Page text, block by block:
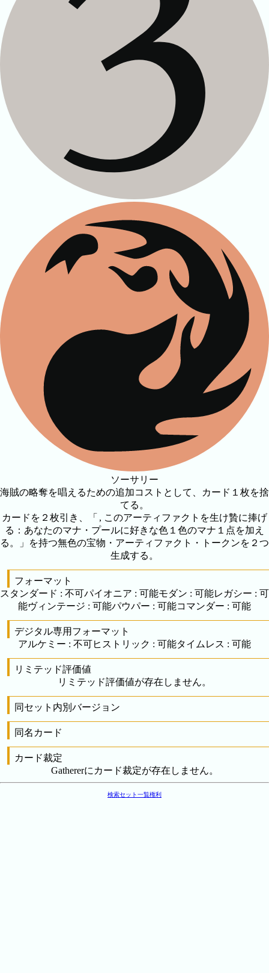
ソーサリー
海賊の略奪を唱えるための追加コストとして、カード１枚を捨
てる。
カードを２枚引き、「 , このアーティファクトを生け贄に捧げ
る：あなたのマナ・プールに好きな色１色のマナ１点を加え
る。」を持つ無色の宝物・アーティファクト・トークンを２つ
生成する。
フォーマット
スタンダード : 不可パイオニア : 可能モダン : 可能レガシー : 可
能ヴィンテージ : 可能パウパー : 可能コマンダー : 可能
デジタル専用フォーマット
アルケミー : 不可ヒストリック : 可能タイムレス : 可能
リミテッド評価値
リミテッド評価値が存在しません。
同セット内別バージョン
同名カード
カード裁定
Gathererにカード裁定が存在しません。
検索セット一覧権利